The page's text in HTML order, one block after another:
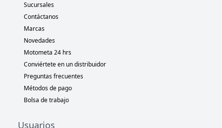
Sucursales
Contáctanos
Marcas
Novedades
Motometa 24 hrs
Conviértete en un distribuidor
Preguntas frecuentes
Métodos de pago
Bolsa de trabajo
Usuarios